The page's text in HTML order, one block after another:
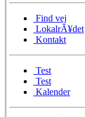
Find vej
LokalrÃ¥det
Kontakt
Test
Test
Kalender